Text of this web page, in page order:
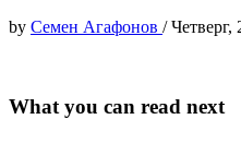
by Семен Агафонов /Четверг,
What you can read next